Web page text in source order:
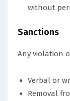
without
Sanctions
Any violation
Verbal or
Removal